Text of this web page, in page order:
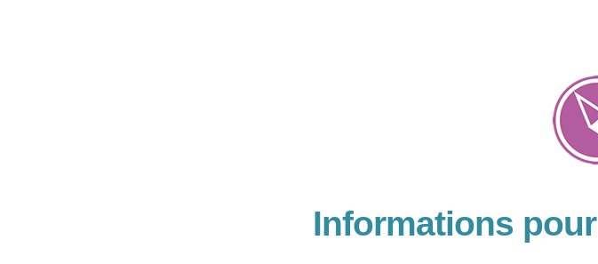
Informations